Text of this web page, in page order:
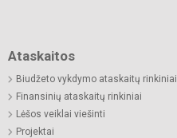
Ataskaitos
Biudžeto vykdymo ataskaitų rinkiniai
Finansinių ataskaitų rinkiniai
Lėšos veiklai viešinti
Projektai